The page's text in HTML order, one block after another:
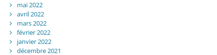
mai 2022
avril 2022
mars 2022
février 2022
janvier 2022
décembre 2021